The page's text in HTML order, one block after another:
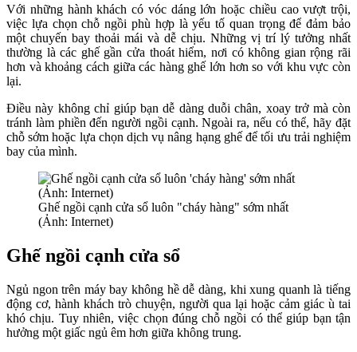
Với những hành khách có vóc dáng lớn hoặc chiều cao vượt trội,
việc lựa chọn chỗ ngồi phù hợp là yếu tố quan trọng để đảm bảo
một chuyến bay thoải mái và dễ chịu. Những vị trí lý tưởng nhất
thường là các ghế gần cửa thoát hiểm, nơi có không gian rộng rãi
hơn và khoảng cách giữa các hàng ghế lớn hơn so với khu vực còn
lại.
Điều này không chỉ giúp bạn dễ dàng duỗi chân, xoay trở mà còn
tránh làm phiền đến người ngồi cạnh. Ngoài ra, nếu có thể, hãy đặt
chỗ sớm hoặc lựa chọn dịch vụ nâng hạng ghế để tối ưu trải nghiệm
bay của mình.
Ghế ngồi cạnh cửa sổ luôn "cháy hàng" sớm nhất
(Ảnh: Internet)
Ghế ngồi cạnh cửa sổ
Ngủ ngon trên máy bay không hề dễ dàng, khi xung quanh là tiếng
động cơ, hành khách trò chuyện, người qua lại hoặc cảm giác ù tai
khó chịu. Tuy nhiên, việc chọn đúng chỗ ngồi có thể giúp bạn tận
hưởng một giấc ngủ êm hơn giữa không trung.